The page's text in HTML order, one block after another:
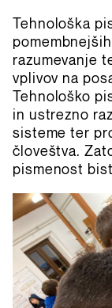
Tehnološka
razumevanje
vplivov na
Tehnološko
in ustrezno
sisteme ter
človeštva.
pismenost